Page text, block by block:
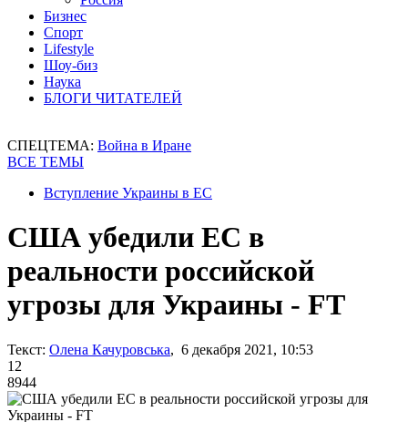
Бизнес
Спорт
Lifestyle
Шоу-биз
Наука
БЛОГИ ЧИТАТЕЛЕЙ
СПЕЦТЕМА: Война в Иране
ВСЕ ТЕМЫ
Вступление Украины в ЕС
США убедили ЕС в
реальности российской
угрозы для Украины - FT
Текст: Олена Качуровська, 6 декабря 2021, 10:53
12
8944